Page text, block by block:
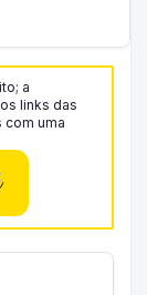
a
links das
uma